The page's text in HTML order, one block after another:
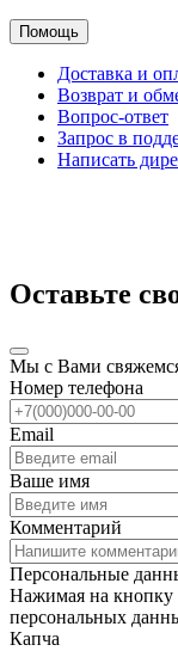
Помощь
Доставка и
Возврат и
Вопрос-ответ
Запрос в
Написать
Оставьте
Мы с Вами
Номер телефона
Email
Ваше имя
Комментарий
Персональные
Нажимая на кнопку
персональных
Капча